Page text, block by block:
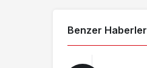
Benzer Haberler